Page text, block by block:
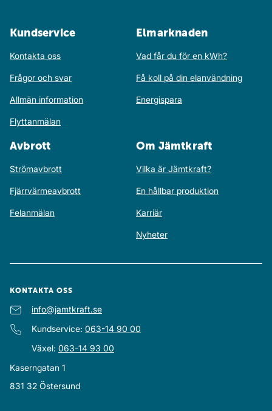
Kundservice
Kontakta oss
Frågor och svar
Allmän information
Flyttanmälan
Elmarknaden
Vad får du för en kWh?
Få koll på din elanvändning
Energispara
Avbrott
Strömavbrott
Fjärrvärmeavbrott
Felanmälan
Om Jämtkraft
Vilka är Jämtkraft?
En hållbar produktion
Karriär
Nyheter
KONTAKTA OSS
E-post:
info@jamtkraft.se
Kundservice: 063-14 90 00
Växel: 063-14 93 00
Kaserngatan 1
831 32 Östersund